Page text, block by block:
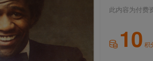
此内容为付费
10 积